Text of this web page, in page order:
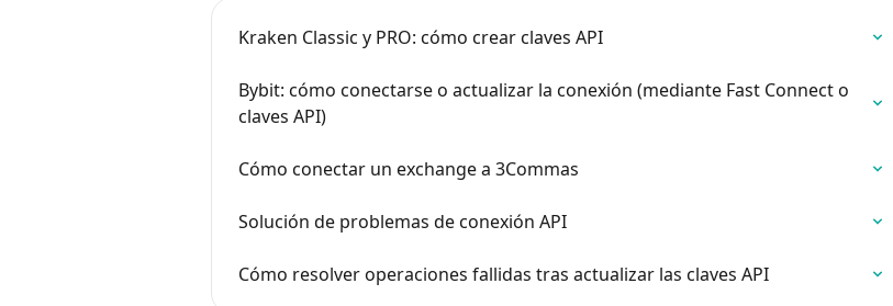
Kraken Classic y PRO: cómo crear claves API
Bybit: cómo conectarse o actualizar la conexión (mediante Fast Connect o
claves API)
Cómo conectar un exchange a 3Commas
Solución de problemas de conexión API
Cómo resolver operaciones fallidas tras actualizar las claves API